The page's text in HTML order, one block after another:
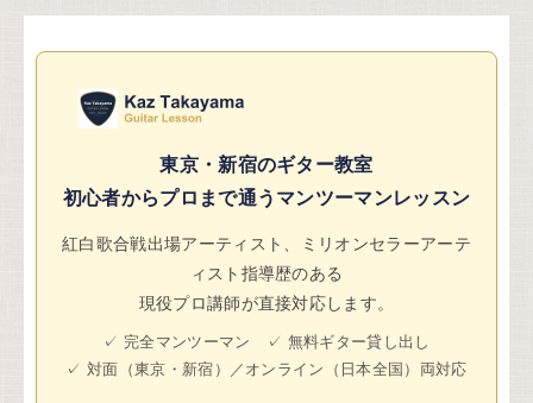
東京・新宿のギター教室
初心者からプロまで通うマンツーマンレッスン
紅白歌合戦出場アーティスト、ミリオンセラーアーテ
ィスト指導歴のある
現役プロ講師が直接対応します。
✓ 完全マンツーマン ✓ 無料ギター貸し出し
✓ 対面（東京・新宿）／オンライン（日本全国）両対応